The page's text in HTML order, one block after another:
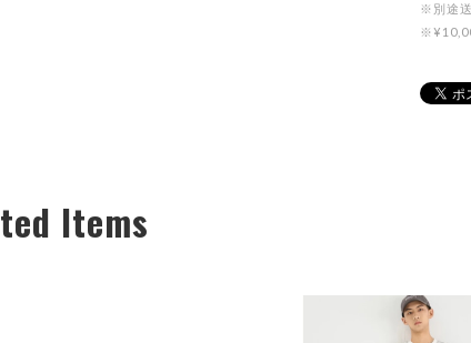
※別途送
Items